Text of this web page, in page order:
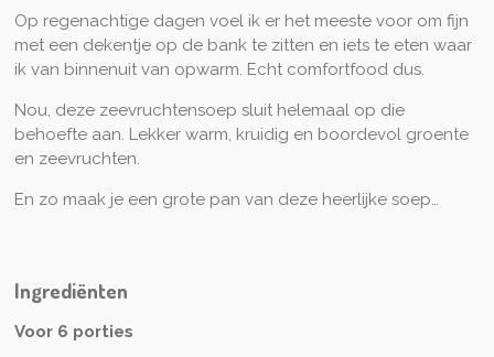
Op regenachtige dagen voel ik er het meeste voor om fijn
met een dekentje op de bank te zitten en iets te eten waar
ik van binnenuit van opwarm. Echt comfortfood dus.
Nou, deze zeevruchtensoep sluit helemaal op die
behoefte aan. Lekker warm, kruidig en boordevol groente
en zeevruchten.
En zo maak je een grote pan van deze heerlijke soep…
Ingrediënten
Voor 6 porties